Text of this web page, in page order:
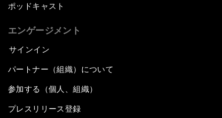
ポッドキャスト
エンゲージメント
サインイン
パートナー（組織）について
参加する（個人、組織）
プレスリリース登録